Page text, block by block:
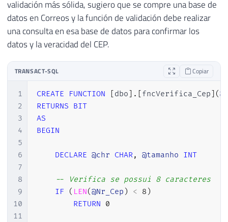
validación más sólida, sugiero que se compre una base de
datos en Correos y la función de validación debe realizar
una consulta en esa base de datos para confirmar los
datos y la veracidad del CEP.
TRANSACT-SQL Copiar
1
2
3
4
5
6
7
8
9
10
11
CREATE FUNCTION dbo . fncVerifica_Cep (
RETURNS BIT
AS
BEGIN
DECLARE @chr CHAR, @tamanho INT
-- Verifica se possui 8 caracteres
IF
( LEN(@Nr_Cep ) < 8 )
RETURN 0